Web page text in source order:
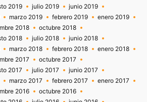
2019 julio 2019
junio 2019
marzo 2019 febrero 2019
enero 2019
2018
octubre 2018
2018 julio 2018
junio 2018
marzo 2018 febrero 2018
enero 2018
2017
octubre 2017
2017 julio 2017
junio 2017
marzo 2017 febrero 2017
enero 2017
2016
octubre 2016